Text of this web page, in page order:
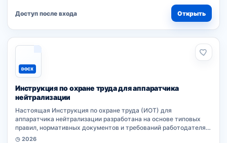
Доступ после входа Открыть
DOCX
Инструкция по охране труда для аппаратчика
нейтрализации
Настоящая Инструкция по охране труда (ИОТ) для
аппаратчика нейтрализации разработана на основе типовых
правил, нормативных документов и требований работодателя к
безопасности при выполнении работ. Соблюдение положений
◷ 2026